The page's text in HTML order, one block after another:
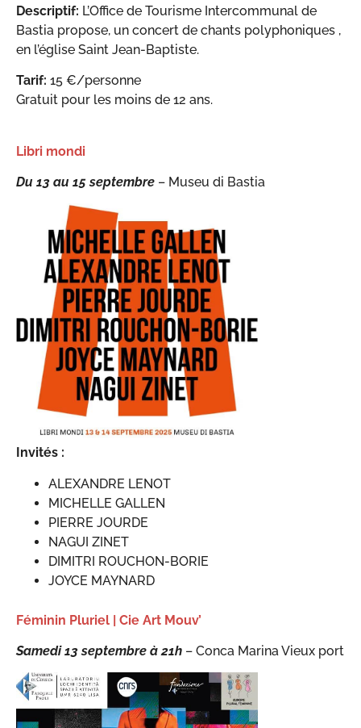
Descriptif: L’Office de Tourisme Intercommunal de
Bastia propose, un concert de chants polyphoniques ,
en l’église Saint Jean-Baptiste.
Tarif: 15 €/personne
Gratuit pour les moins de 12 ans.
Libri mondi
Du 13 au 15 septembre – Museu di Bastia
Invités :
ALEXANDRE LENOT
MICHELLE GALLEN
PIERRE JOURDE
NAGUI ZINET
DIMITRI ROUCHON-BORIE
JOYCE MAYNARD
Féminin Pluriel | Cie Art Mouv’
Samedi 13 septembre à 21h – Conca Marina Vieux port